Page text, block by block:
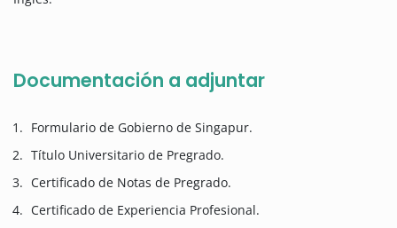
Documentación a adjuntar
Formulario de Gobierno de Singapur.
Título Universitario de Pregrado.
Certificado de Notas de Pregrado.
Certificado de Experiencia Profesional.